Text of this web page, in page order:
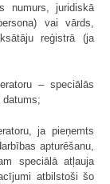
numurs, juridiskā
vai vārds,
reģistrā (ja
– speciālās
datums;
ja pieņemts
apturēšanu,
speciālā atļauja
atbilstoši šo